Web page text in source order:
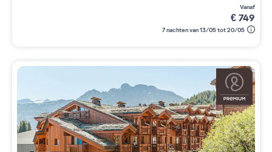
vanaf
€749
7 nachten van 13/05 tot 20/05